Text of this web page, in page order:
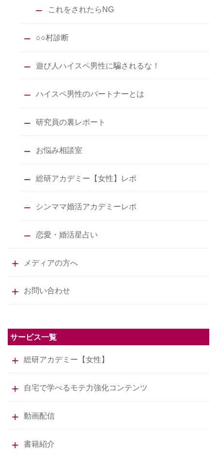
これをされたらNG
○○村診断
遊び人ハイスペ男性に騙されるな！
ハイスペ男性のパートナーとは
研究員の裏レポート
お悩み相談室
総研アカデミー【女性】レポ
シンママ婚活アカデミーレポ
恋愛・婚活星占い
メディアの方へ
お問い合わせ
サービス一覧
総研アカデミー【女性】
自宅で学べるモテ力強化コンテンツ
動画配信
書籍紹介